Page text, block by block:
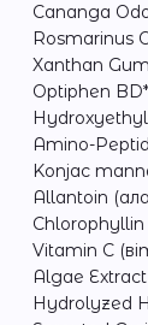
Cananga
Rosmarinus
Xanthan
Optiphen
Amino-
Konjac
Allantoin
Chlorophyllin
Vitamin C
Algae
Hydrolyzed